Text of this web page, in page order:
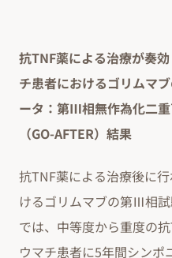
抗TNF薬による治療が奏
チ患者におけるゴリムマ
ータ：第Ⅲ相無作為化二
（GO-AFTER）結果
抗TNF薬による治療後に
けるゴリムマブの第Ⅲ相
では、中等度から重度の
ウマチ患者に5年間シンポ